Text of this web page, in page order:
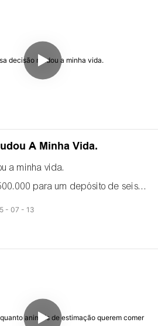
A Minha Vida.
a minha vida.
para um depósito de seis
queimadas e às manchas de mofo.
07 13